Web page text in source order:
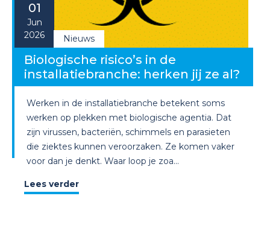
01
Jun
2026
Nieuws
Biologische risico’s in de
installatiebranche: herken jij ze al?
Werken in de installatiebranche betekent soms
werken op plekken met biologische agentia. Dat
zijn virussen, bacteriën, schimmels en parasieten
die ziektes kunnen veroorzaken. Ze komen vaker
voor dan je denkt. Waar loop je zoa...
Lees verder